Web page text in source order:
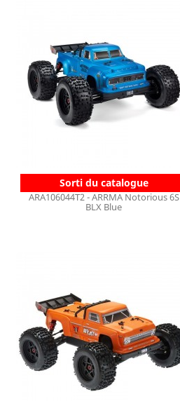
Sorti du catalogue
ARA106044T2 - ARRMA Notorious 6S
BLX Blue